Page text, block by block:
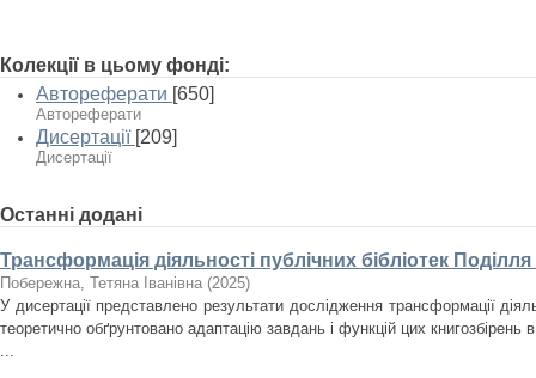
Колекції в цьому фонді:
Автореферати [650]
Автореферати
Дисертації [209]
Дисертації
Останні додані
Трансформація діяльності публічних бібліотек
Побережна, Тетяна Іванівна (2025)
У дисертації представлено результати дослідження трансформації
теоретично обґрунтовано адаптацію завдань і функцій цих книгозбірень
...